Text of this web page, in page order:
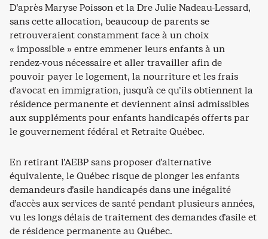
D’après Maryse Poisson et la Dre Julie Nadeau-Lessard,
sans cette allocation, beaucoup de parents se
retrouveraient constamment face à un choix
« impossible » entre emmener leurs enfants à un
rendez-vous nécessaire et aller travailler afin de
pouvoir payer le logement, la nourriture et les frais
d’avocat en immigration, jusqu’à ce qu’ils obtiennent la
résidence permanente et deviennent ainsi admissibles
aux suppléments pour enfants handicapés offerts par
le gouvernement fédéral et Retraite Québec.
En retirant l’AEBP sans proposer d’alternative
équivalente, le Québec risque de plonger les enfants
demandeurs d’asile handicapés dans une inégalité
d’accès aux services de santé pendant plusieurs années,
vu les longs délais de traitement des demandes d’asile et
de résidence permanente au Québec.